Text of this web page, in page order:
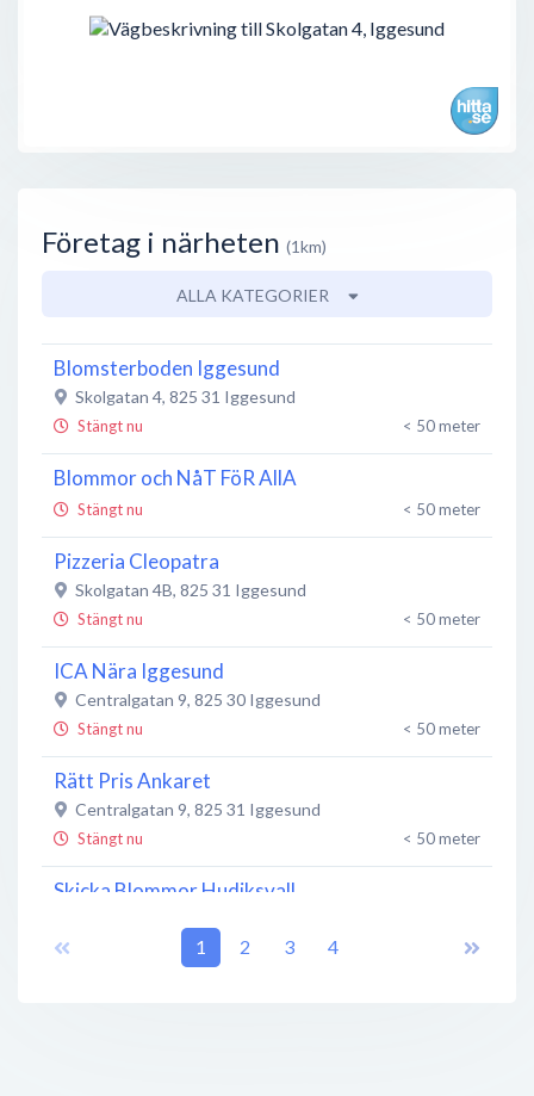
Företag i närheten (1km)
ALLA KATEGORIER
Blomsterboden Iggesund
Skolgatan 4, 825 31 Iggesund
Stängt nu < 50 meter
Blommor och NåT FöR AllA
Stängt nu < 50 meter
Pizzeria Cleopatra
Skolgatan 4B, 825 31 Iggesund
Stängt nu < 50 meter
ICA Nära Iggesund
Centralgatan 9, 825 30 Iggesund
Stängt nu < 50 meter
Rätt Pris Ankaret
Centralgatan 9, 825 31 Iggesund
Stängt nu < 50 meter
Skicka Blommor Hudiksvall
100 meter
1 2 3 4